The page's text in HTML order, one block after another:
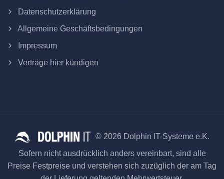
Datenschutzerklärung
Allgemeine Geschäftsbedingungen
Impressum
Verträge hier kündigen
© 2026 Dolphin IT-Systeme e.K.
Sofern nicht ausdrücklich anders vereinbart, sind alle
Preise Festpreise und verstehen sich zuzüglich der am Tag